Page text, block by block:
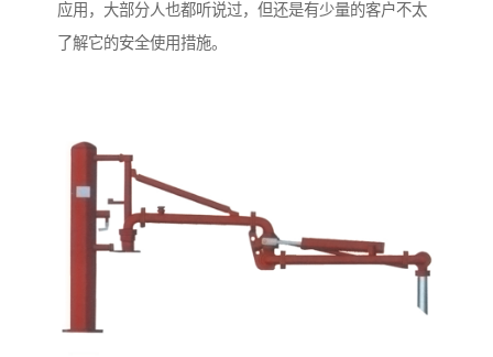
应用，大部分人也都听说过，但还是有少量的客户不太
了解它的安全使用措施。